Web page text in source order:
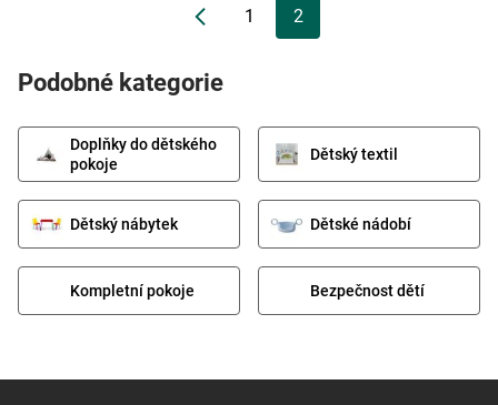
1 2
Podobné kategorie
Doplňky do dětského
pokoje
Dětský textil
Dětský nábytek Dětské nádobí
Kompletní pokoje Bezpečnost dětí